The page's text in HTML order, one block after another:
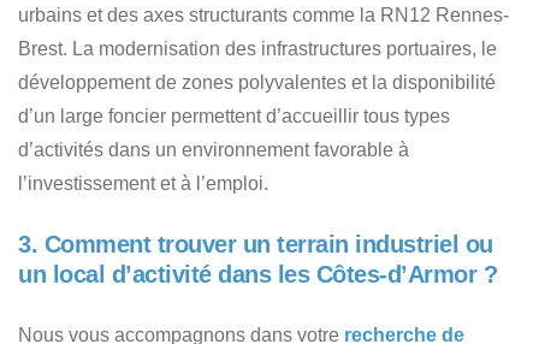
urbains et des axes structurants comme la RN12 Rennes-
Brest. La modernisation des infrastructures portuaires, le
développement de zones polyvalentes et la disponibilité
d’un large foncier permettent d’accueillir tous types
d’activités dans un environnement favorable à
l’investissement et à l’emploi.
3. Comment trouver un terrain industriel ou
un local d’activité dans les Côtes-d’Armor ?
Nous vous accompagnons dans votre recherche de